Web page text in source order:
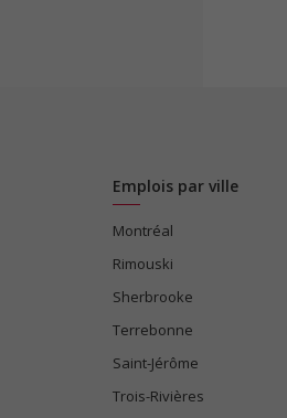
Emplois par ville
Montréal
Rimouski
Sherbrooke
Terrebonne
Saint-Jérôme
Trois-Rivières